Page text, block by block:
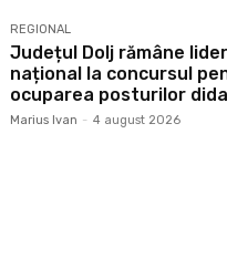
REGIONAL
Județul Dolj rămâne
național la concursul
ocuparea posturilor
Marius Ivan - 4 august 2026